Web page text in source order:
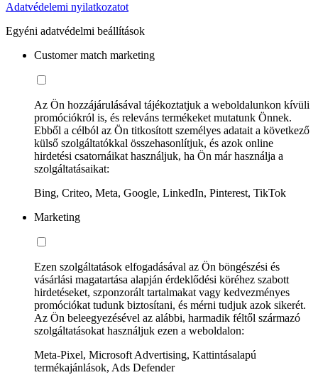
Adatvédelemi nyilatkozatot
Egyéni adatvédelmi beállítások
Customer match marketing
Az Ön hozzájárulásával tájékoztatjuk a weboldalunkon kívüli
promóciókról is, és releváns termékeket mutatunk Önnek.
Ebből a célból az Ön titkosított személyes adatait a következő
külső szolgáltatókkal összehasonlítjuk, és azok online
hirdetési csatornáikat használjuk, ha Ön már használja a
szolgáltatásaikat:
Bing, Criteo, Meta, Google, LinkedIn, Pinterest, TikTok
Marketing
Ezen szolgáltatások elfogadásával az Ön böngészési és
vásárlási magatartása alapján érdeklődési köréhez szabott
hirdetéseket, szponzorált tartalmakat vagy kedvezményes
promóciókat tudunk biztosítani, és mérni tudjuk azok sikerét.
Az Ön beleegyezésével az alábbi, harmadik féltől származó
szolgáltatásokat használjuk ezen a weboldalon:
Meta-Pixel, Microsoft Advertising, Kattintásalapú
termékajánlások, Ads Defender